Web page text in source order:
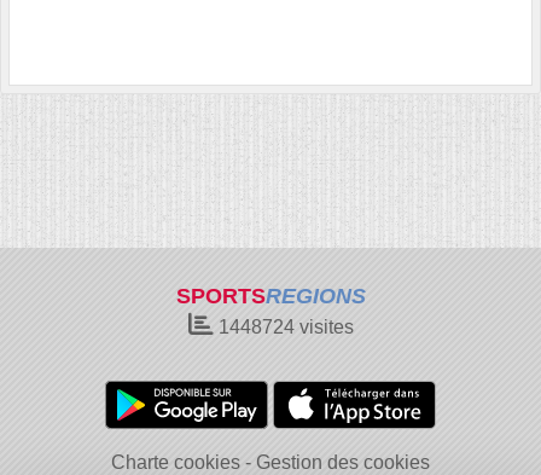
SPORTSREGIONS
1448724visites
Charte cookies Gestion des cookies